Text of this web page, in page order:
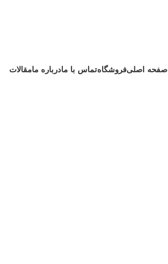
صفحه اصلیفروشگاهتماس با مادرباره مامقالات